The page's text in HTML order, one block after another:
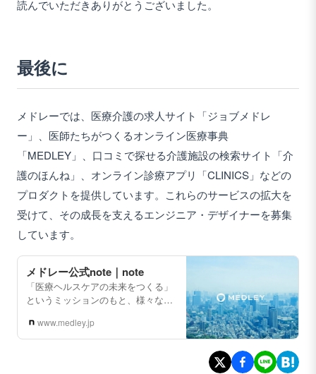
読んでいただきありがとうございました。
最後に
メドレーでは、医療介護の求人サイト「ジョブメドレ
ー」、医師たちがつくるオンライン医療事典
「MEDLEY」、口コミで探せる介護施設の検索サイト「介
護のほんね」、オンライン診療アプリ「CLINICS」などの
プロダクトを提供しています。これらのサービスの拡大を
受けて、その成長を支えるエンジニア・デザイナーを募集
しています。
メドレー公式note｜note
「医療ヘルスケアの未来をつくる」
というミッションのもと、様々な医
用を推進する【株式会社メドレー】
の公式noteです。
www.medley.jp